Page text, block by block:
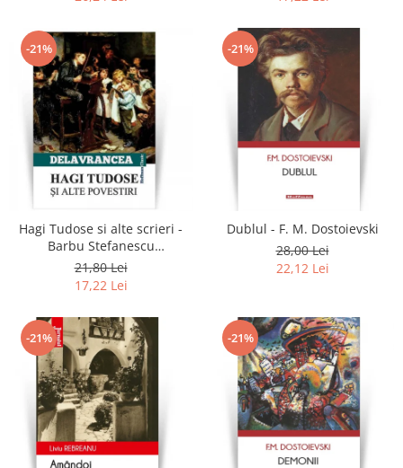
-21%
Hagi Tudose si alte scrieri -
Barbu Stefanescu
Delavrancea
21,80 Lei
17,22 Lei
-21%
Dublul - F. M. Dostoievski
28,00 Lei
22,12 Lei
-21% -21%